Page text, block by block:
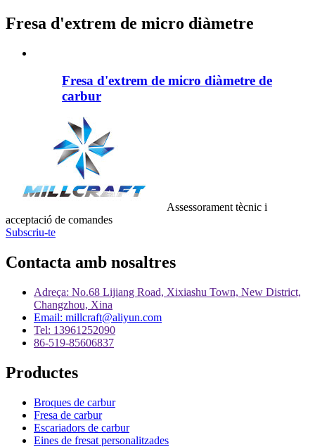
Fresa d'extrem de micro diàmetre
Fresa d'extrem de micro diàmetre de
carbur
Assessorament tècnic i
acceptació de comandes
Subscriu-te
Contacta amb nosaltres
Adreça: No.68 Lijiang Road, Xixiashu Town, New District,
Changzhou, Xina
Email: millcraft@aliyun.com
Tel: 13961252090
86-519-85606837
Productes
Broques de carbur
Fresa de carbur
Escariadors de carbur
Eines de fresat personalitzades